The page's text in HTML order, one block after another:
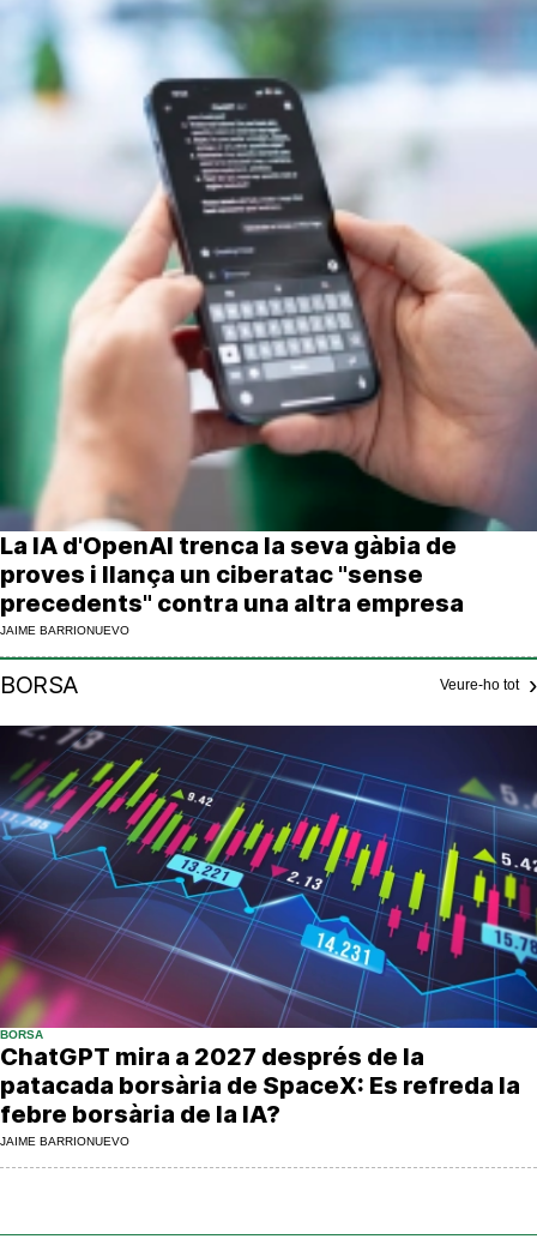
La IA d'OpenAI trenca la seva gàbia de
proves i llança un ciberatac "sense
precedents" contra una altra empresa
JAIME BARRIONUEVO
BORSA Veure-ho tot
BORSA
ChatGPT mira a 2027 després de la
patacada borsària de SpaceX: Es refreda la
febre borsària de la IA?
JAIME BARRIONUEVO